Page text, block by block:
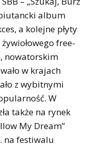
album
a kolejne płyty
free-
nowatorskim
w krajach
z wybitnymi
W
także na rynek
My Dream”
na festiwalu